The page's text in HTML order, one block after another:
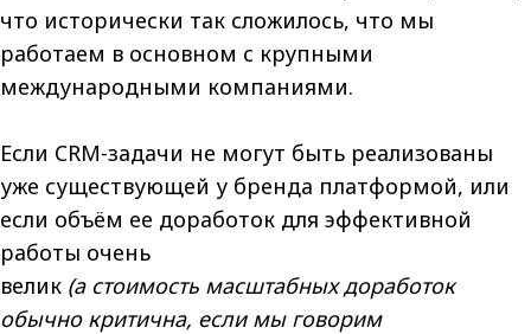
что исторически так сложилось, что мы
работаем в основном с крупными
международными компаниями.
Если CRM-задачи не могут быть реализованы
уже существующей у бренда платформой, или
если объём ее доработок для эффективной
работы очень
велик (а стоимость масштабных доработок
обычно критична, если мы говорим